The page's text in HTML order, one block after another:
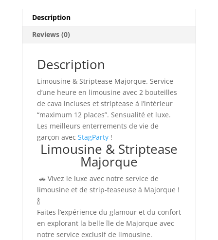
Description
Reviews (0)
Description
Limousine & Striptease Majorque. Service
d’une heure en limousine avec 2 bouteilles
de cava incluses et striptease à l’intérieur
“maximum 12 places”. Sensualité et luxe.
Les meilleurs enterrements de vie de
garçon avec StagParty!
Limousine & Striptease
Majorque
🚗 Vivez le luxe avec notre service de
limousine et de strip-teaseuse à Majorque !
🍾
Faites l’expérience du glamour et du confort
en explorant la belle île de Majorque avec
notre service exclusif de limousine.